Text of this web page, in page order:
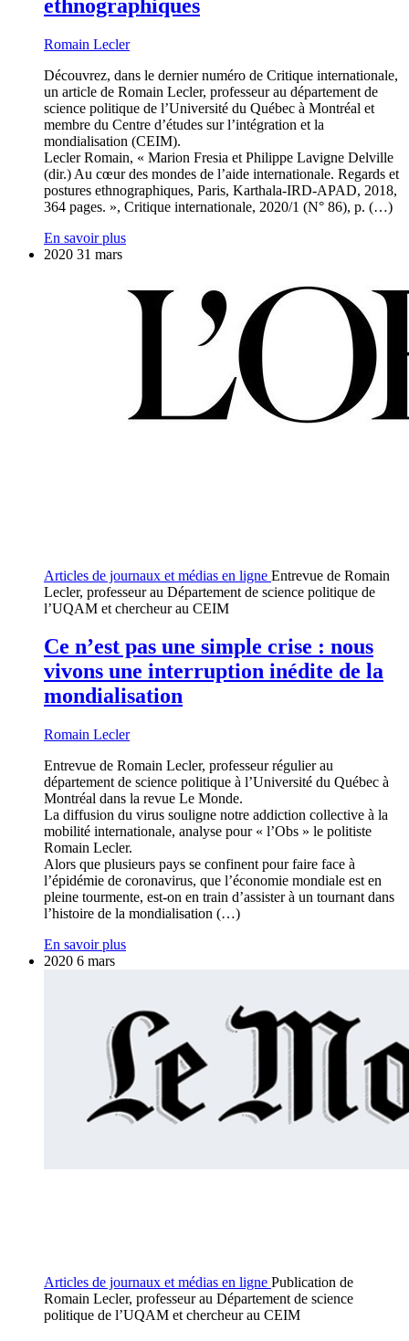
ethnographiques
Romain Lecler
Découvrez, dans le dernier numéro de Critique internationale,
un article de Romain Lecler, professeur au département de
science politique de l’Université du Québec à Montréal et
membre du Centre d’études sur l’intégration et la
mondialisation (CEIM).
Lecler Romain, « Marion Fresia et Philippe Lavigne Delville
(dir.) Au cœur des mondes de l’aide internationale. Regards et
postures ethnographiques, Paris, Karthala-IRD-APAD, 2018,
364 pages. », Critique internationale, 2020/1 (N° 86), p. (…)
En savoir plus
2020 31 mars
Articles de journaux et médias en ligne Entrevue de Romain
Lecler, professeur au Département de science politique de
l’UQAM et chercheur au CEIM
Ce n’est pas une simple crise : nous
vivons une interruption inédite de la
mondialisation
Romain Lecler
Entrevue de Romain Lecler, professeur régulier au
département de science politique à l’Université du Québec à
Montréal dans la revue Le Monde.
La diffusion du virus souligne notre addiction collective à la
mobilité internationale, analyse pour « l’Obs » le politiste
Romain Lecler.
Alors que plusieurs pays se confinent pour faire face à
l’épidémie de coronavirus, que l’économie mondiale est en
pleine tourmente, est-on en train d’assister à un tournant dans
l’histoire de la mondialisation (…)
En savoir plus
2020 6 mars
Articles de journaux et médias en ligne Publication de
Romain Lecler, professeur au Département de science
politique de l’UQAM et chercheur au CEIM